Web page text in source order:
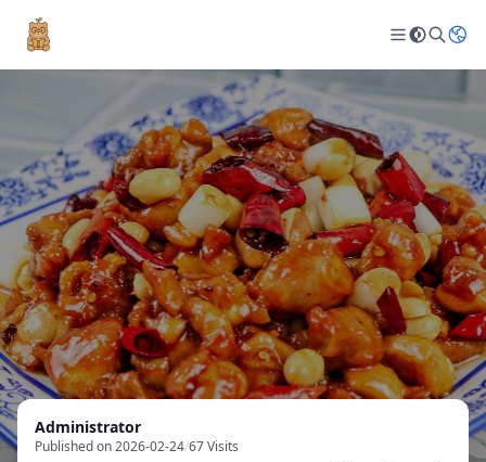
Administrator
Published on 2026-02-24/67 Visits